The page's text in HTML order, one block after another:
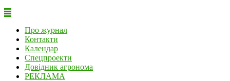
Про журнал
Контакти
Календар
Спецпроекти
Довідник агронома
РЕКЛАМА